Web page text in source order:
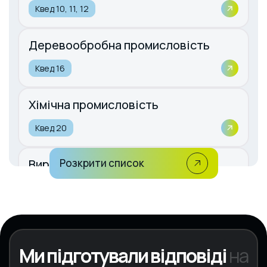
Квед 10, 11, 12
Деревообробна промисловість
Квед 16
Хімічна промисловість
Квед 20
Виробництво гумових та
пластмасових виробів
Розкрити список
Ми підготували відповідіна